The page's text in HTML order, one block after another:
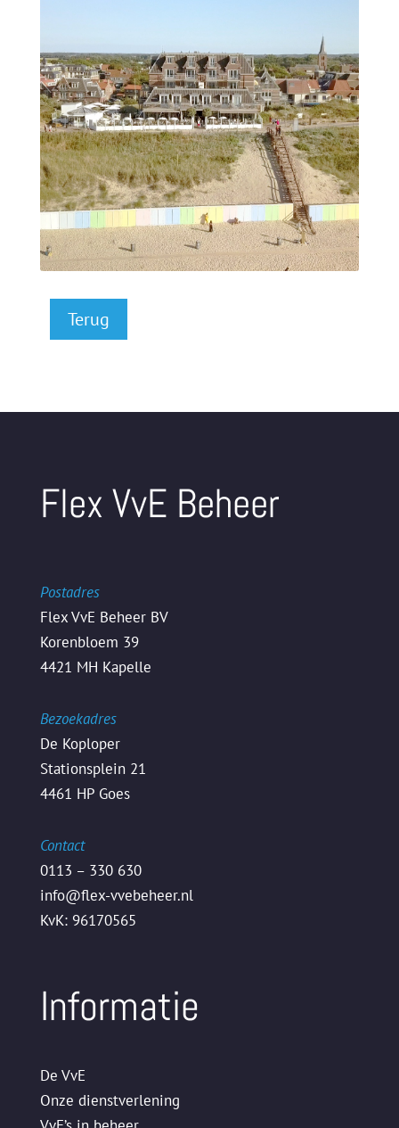
Terug
Flex VvE Beheer
Postadres
Flex VvE Beheer BV
Korenbloem 39
4421 MH Kapelle
Bezoekadres
De Koploper
Stationsplein 21
4461 HP Goes
Contact
0113 – 330 630
info@flex-vvebeheer.nl
KvK: 96170565
Informatie
De VvE
Onze dienstverlening